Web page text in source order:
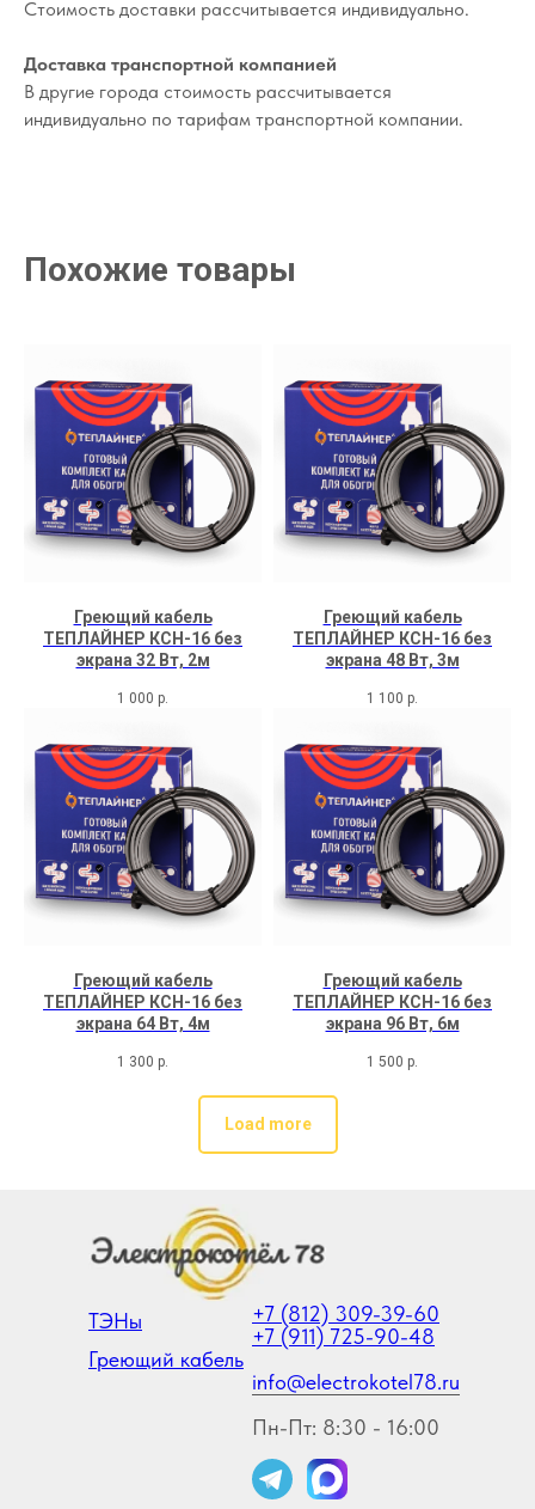
Стоимость доставки рассчитывается индивидуально.
Доставка транспортной компанией
В другие города стоимость рассчитывается
индивидуально по тарифам транспортной компании.
Похожие товары
Греющий кабель
ТЕПЛАЙНЕР КСН-16 без
экрана 32 Вт, 2м
1 000 р.
Греющий кабель
ТЕПЛАЙНЕР КСН-16 без
экрана 48 Вт, 3м
1 100 р.
Греющий кабель
ТЕПЛАЙНЕР КСН-16 без
экрана 64 Вт, 4м
1 300 р.
Греющий кабель
ТЕПЛАЙНЕР КСН-16 без
экрана 96 Вт, 6м
1 500 р.
Load more
ТЭНы
Греющий кабель
+7 (812) 309-39-60
+7 (911) 725-90-48
info@electrokotel78.ru
Пн-Пт: 8:30 - 16:00